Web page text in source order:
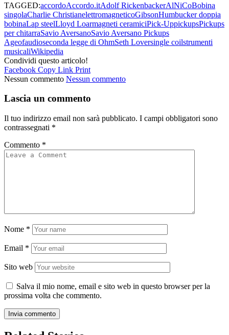
TAGGED:accordoAccordo.itAdolf RickenbackerAlNiCoBobina
singolaCharlie ChristianelettromagneticoGibsonHumbucker doppia
bobinaLap steelLloyd Loarmagneti ceramiciPick-UppickupsPickups
per chitarraSavio AversanoSavio Aversano Pickups
Ageofaudioseconda legge di OhmSeth Loversingle coilstrumenti
musicaliWikipedia
Condividi questo articolo!
Facebook Copy Link Print
Nessun commento Nessun commento
Lascia un commento
Il tuo indirizzo email non sarà pubblicato. I campi obbligatori sono
contrassegnati *
Commento *
Nome *
Email *
Sito web
Salva il mio nome, email e sito web in questo browser per la
prossima volta che commento.